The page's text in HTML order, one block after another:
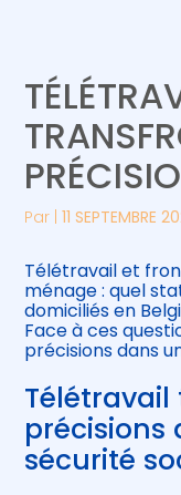
Gérer votre
Piloter votre
Développer votre
Construire votre
Être prêt pour la
électronique
Suivre votre
Gérer vos
Par |11 SEPTEMBRE
Télétravail et
ménage : quel
domiciliés en
Face à ces
précisions dans
précisions
sécurité